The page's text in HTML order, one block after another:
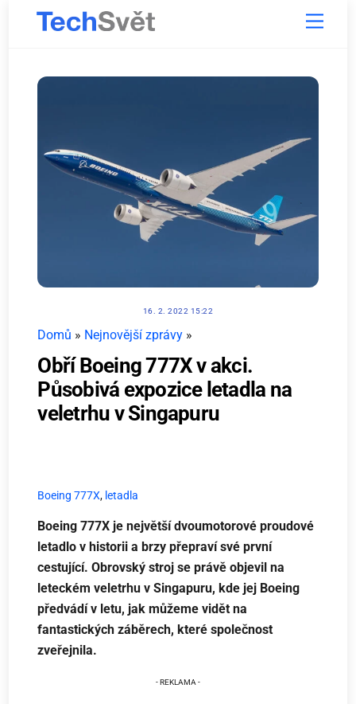
Menu
16. 2. 2022 15:22
Domů » Nejnovější zprávy »
Obří Boeing 777X v akci.
Působivá expozice letadla na
veletrhu v Singapuru
Boeing 777X, letadla
Boeing 777X je největší dvoumotorové proudové
letadlo v historii a brzy přepraví své první
cestující. Obrovský stroj se právě objevil na
leteckém veletrhu v Singapuru, kde jej Boeing
předvádí v letu, jak můžeme vidět na
fantastických záběrech, které společnost
zveřejnila.